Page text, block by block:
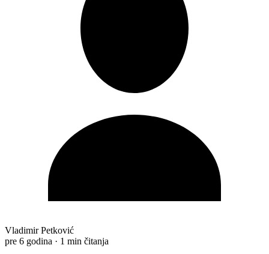
Vladimir Petković
pre 6 godina · 1 min čitanja